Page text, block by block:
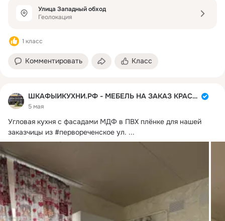
Улица Западный обход
Геолокация
1 класс
Комментировать Класс
ШКАФЫИКУХНИ.РФ - МЕБЕЛЬ НА ЗАКАЗ КРАСНОДАР
5 мая
Угловая кухня с фасадами МДФ в ПВХ плёнке для нашей
заказчицы из #первореченское ул. ...